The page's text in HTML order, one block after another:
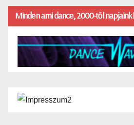
Minden ami dance, 2000-től